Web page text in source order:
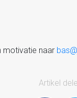
motivatie naar
Artikel